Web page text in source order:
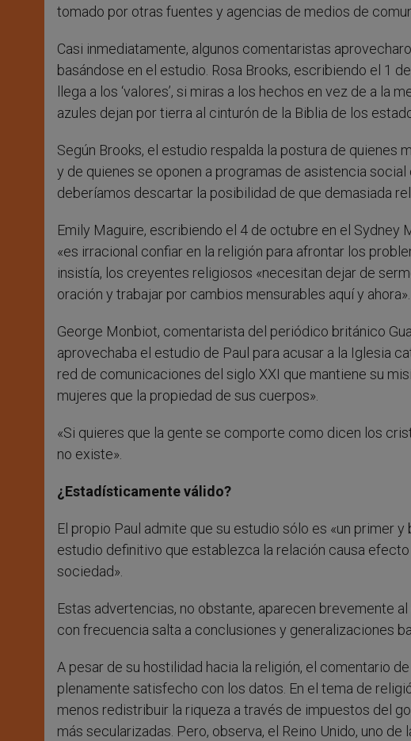
tomado por otras fuentes y agencias de medios de
Casi inmediatamente, algunos comentaristas
basándose en el estudio. Rosa Brooks, escribiendo el 1
llega a los ‘valores’, si miras a los hechos en vez de a
azules dejan por tierra al cinturón de la Biblia de los
Según Brooks, el estudio respalda la postura de quienes
y de quienes se oponen a programas de asistencia social
deberíamos descartar la posibilidad de que demasiada
Emily Maguire, escribiendo el 4 de octubre en el Sydney
«es irracional confiar en la religión para afrontar los
insistía, los creyentes religiosos «necesitan dejar de
oración y trabajar por cambios mensurables aquí y ahora».
George Monbiot, comentarista del periódico británico
aprovechaba el estudio de Paul para acusar a la Iglesia
red de comunicaciones del siglo XXI que mantiene su
mujeres que la propiedad de sus cuerpos».
«Si quieres que la gente se comporte como dicen los
no existe».
¿Estadísticamente válido?
El propio Paul admite que su estudio sólo es «un primer
estudio definitivo que establezca la relación causa
sociedad».
Estas advertencias, no obstante, aparecen brevemente
con frecuencia salta a conclusiones y generalizaciones
A pesar de su hostilidad hacia la religión, el comentario
plenamente satisfecho con los datos. En el tema de
menos redistribuir la riqueza a través de impuestos del
más secularizadas. Pero, observa, el Reino Unido, uno